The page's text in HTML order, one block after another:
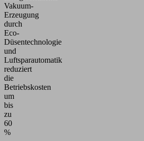
Vakuum-
Erzeugung
durch
Eco-
Düsentechnologie
und
Luftsparautomatik
reduziert
die
Betriebskosten
um
bis
zu
60
%